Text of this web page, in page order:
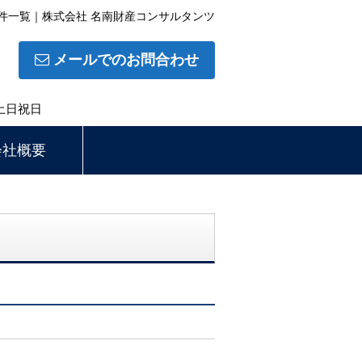
一覧｜株式会社 名南財産コンサルタンツ
メールでのお問合わせ
日祝日
概要